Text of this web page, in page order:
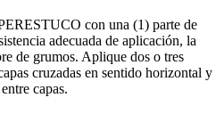
con una (1) parte de
adecuada de aplicación, la
de grumos. Aplique dos o tres
cruzadas en sentido horizontal y
capas.